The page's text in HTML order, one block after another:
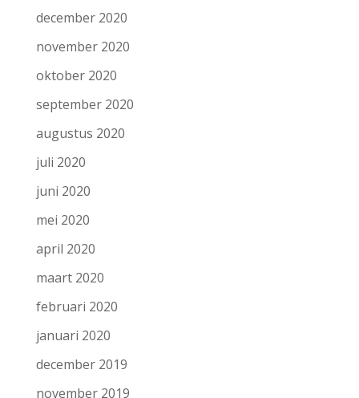
december 2020
november 2020
oktober 2020
september 2020
augustus 2020
juli 2020
juni 2020
mei 2020
april 2020
maart 2020
februari 2020
januari 2020
december 2019
november 2019